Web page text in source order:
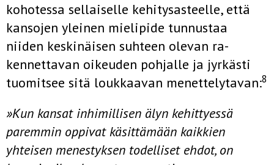
kohotessa sellaiselle kehitysasteelle, että
kansojen yleinen mielipide tunnustaa
niiden keskinäisen suhteen olevan ra­
kennettavan oikeuden pohjalle ja jyrkästi
tuomitsee sitä loukkaavan menettelytavan:8
»Kun kansat inhimillisen älyn kehittyessä
paremmin oppivat käsittämään kaikkien
yhteisen menestyksen todelliset ehdot, on